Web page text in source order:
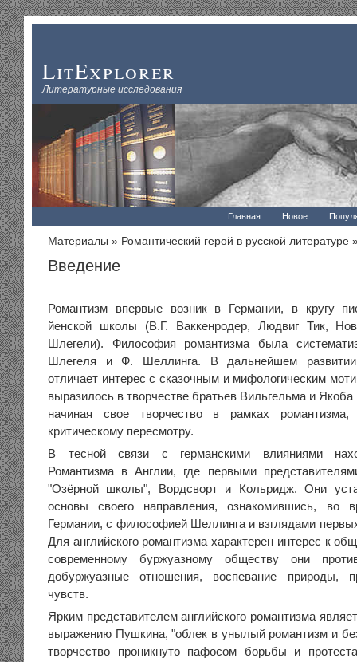
LitExplorer
Литературные исследования
Главная Новое
Материалы » Романтический герой в русской литературе
Введение
Романтизм впервые возник в Германии, в кругу
йенской школы (В.Г. Ваккенродер, Людвиг Тик,
Шлегели). Философия романтизма была
Шлегеля и Ф. Шеллинга. В дальнейшем развитии
отличает интерес с сказочным и мифологическим
выразилось в творчестве братьев Вильгельма и
начиная свое творчество в рамках романтизма,
критическому пересмотру.
В тесной связи с германскими влияниями
Романтизма в Англии, где первыми
"Озёрной школы", Вордсворт и Кольридж. Они
основы своего направления, ознакомившись, во
Германии, с философией Шеллинга и взглядами
Для английского романтизма характерен интерес к
современному буржуазному обществу они
добуржуазные отношения, воспевание природы,
чувств.
Ярким представителем английского романтизма
выражению Пушкина, "облек в унылый романтизм и
творчество проникнуто пафосом борьбы и